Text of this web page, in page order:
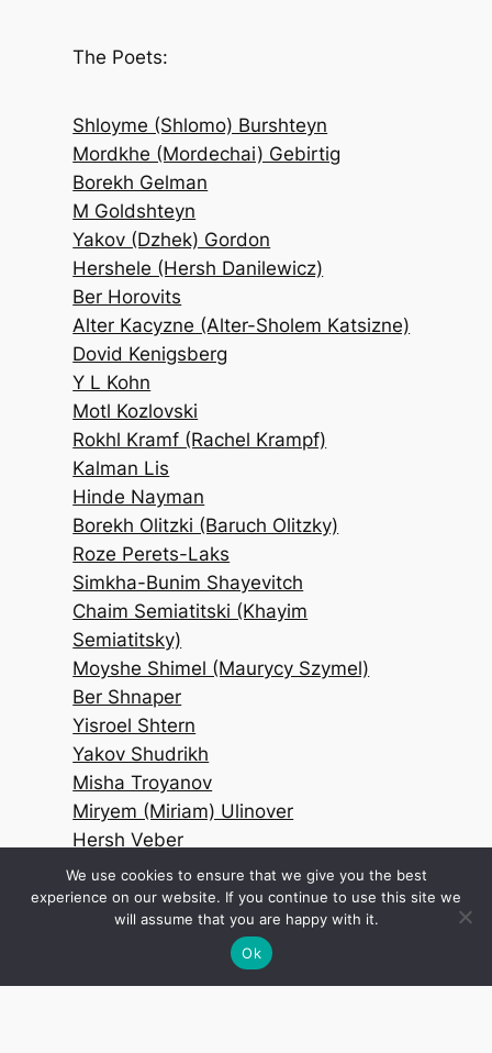
c
The Poets:
Shloyme (Shlomo) Burshteyn
Mordkhe (Mordechai) Gebirtig
Borekh Gelman
M Goldshteyn
Yakov (Dzhek) Gordon
Hershele (Hersh Danilewicz)
Ber Horovits
Alter Kacyzne (Alter-Sholem Katsizne)
Dovid Kenigsberg
Y L Kohn
Motl Kozlovski
Rokhl Kramf (Rachel Krampf)
Kalman Lis
Hinde Nayman
Borekh Olitzki (Baruch Olitzky)
Roze Perets-Laks
Simkha-Bunim Shayevitch
Chaim Semiatitski (Khayim
Semiatitsky)
Moyshe Shimel (Maurycy Szymel)
Ber Shnaper
Yisroel Shtern
Yakov Shudrikh
Misha Troyanov
Miryem (Miriam) Ulinover
Hersh Veber
Debora Vogel (Dvoyre Fogel)
Shmuel Vulman
Shmuel Zaromb
We use cookies to ensure that we give you the best
experience on our website. If you continue to use this site we
will assume that you are happy with it.
Ok